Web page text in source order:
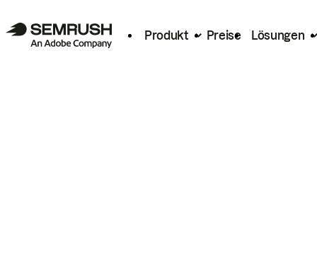
Produkt Preise Lösungen